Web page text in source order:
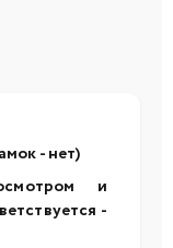
- нет)
и
-